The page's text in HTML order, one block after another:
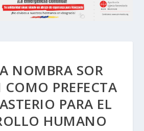
NOMBRA SOR
COMO PREFECTA
PARA EL
HUMANO